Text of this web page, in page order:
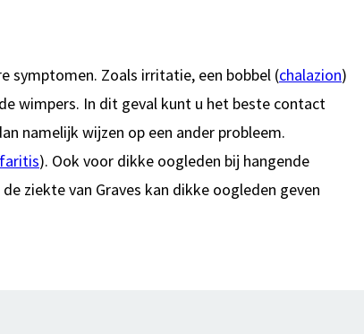
symptomen. Zoals irritatie, een bobbel (chalazion)
wimpers. In dit geval kunt u het beste contact
namelijk wijzen op een ander probleem.
). Ook voor dikke oogleden bij hangende
ziekte van Graves kan dikke oogleden geven